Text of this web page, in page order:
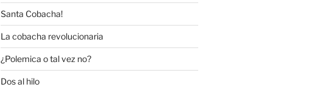
Santa Cobacha!
La cobacha revolucionaria
¿Polemica o tal vez no?
Dos al hilo